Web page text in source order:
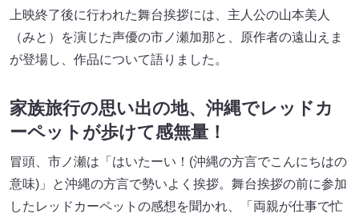
上映終了後に行われた舞台挨拶には、主人公の山本美人
（みと）を演じた声優の市ノ瀬加那と、原作者の遠山えま
が登場し、作品について語りました。
家族旅行の思い出の地、沖縄でレッドカ
ーペットが歩けて感無量！
冒頭、市ノ瀬は「はいたーい！(沖縄の方言でこんにちはの
意味)」と沖縄の方言で勢いよく挨拶。舞台挨拶の前に参加
したレッドカーペットの感想を聞かれ、「両親が仕事で忙